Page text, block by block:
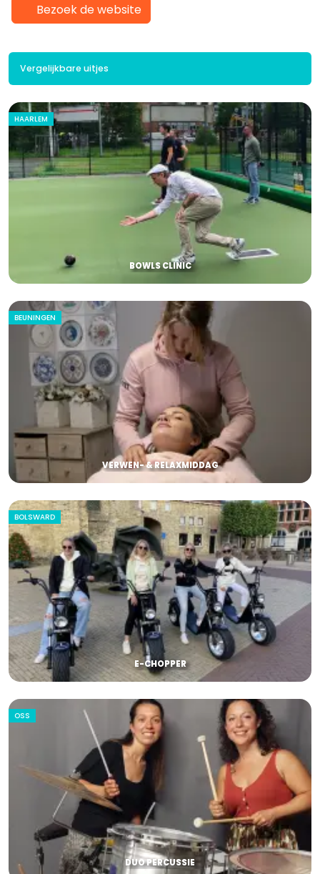
Bezoek de website
Vergelijkbare uitjes
HAARLEM
BOWLS CLINIC
BEUNINGEN
VERWEN- & RELAXMIDDAG
BOLSWARD
E-CHOPPER
OSS
DUO PERCUSSIE